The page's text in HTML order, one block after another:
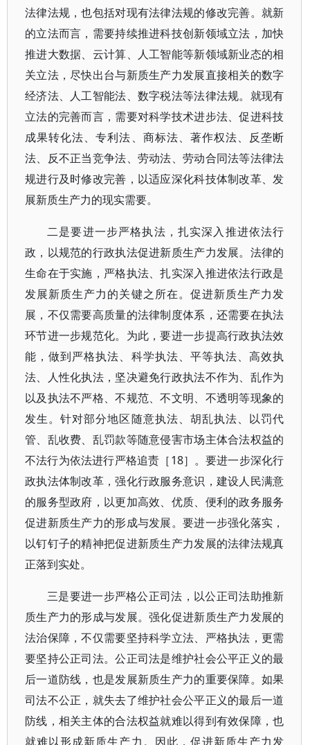
法律法规，也包括对现有法律法规的修改完善。就新
的立法而言，需要持续推进科技创新领域立法，加快
推进大数据、云计算、人工智能等新领域新业态的相
关立法，尽快出台与新质生产力发展直接相关的数字
经济法、人工智能法、数字税法等法律法规。就现有
立法的完善而言，需要对科学技术进步法、促进科技
成果转化法、专利法、商标法、著作权法、反垄断
法、反不正当竞争法、劳动法、劳动合同法等法律法
规进行及时修改完善，以适应深化科技体制改革、发
展新质生产力的现实需要。
二是要进一步严格执法，扎实深入推进依法行
政，以规范的行政执法促进新质生产力发展。法律的
生命在于实施，严格执法、扎实深入推进依法行政是
发展新质生产力的关键之所在。促进新质生产力发
展，不仅需要高质量的法律制度体系，还需要在执法
环节进一步规范化。为此，要进一步提高行政执法效
能，做到严格执法、科学执法、平等执法、高效执
法、人性化执法，坚决避免行政执法不作为、乱作为
以及执法不严格、不规范、不文明、不透明等现象的
发生。针对部分地区随意执法、胡乱执法、以罚代
管、乱收费、乱罚款等随意侵害市场主体合法权益的
不法行为依法进行严格追责［18］。要进一步深化行
政执法体制改革，强化行政服务意识，建设人民满意
的服务型政府，以更加高效、优质、便利的政务服务
促进新质生产力的形成与发展。要进一步强化落实，
以钉钉子的精神把促进新质生产力发展的法律法规真
正落到实处。
三是要进一步严格公正司法，以公正司法助推新
质生产力的形成与发展。强化促进新质生产力发展的
法治保障，不仅需要坚持科学立法、严格执法，更需
要坚持公正司法。公正司法是维护社会公平正义的最
后一道防线，也是发展新质生产力的重要保障。如果
司法不公正，就失去了维护社会公平正义的最后一道
防线，相关主体的合法权益就难以得到有效保障，也
就难以形成新质生产力。因此，促进新质生产力发